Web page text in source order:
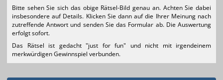
Bitte sehen Sie sich das obige Rätsel-Bild genau an. Achten Sie dabei
insbesondere auf Details. Klicken Sie dann auf die Ihrer Meinung nach
zutreffende Antwort und senden Sie das Formular ab. Die Auswertung
erfolgt sofort.
Das Rätsel ist gedacht "just for fun" und nicht mit irgendeinem
merkwürdigen Gewinnspiel verbunden.